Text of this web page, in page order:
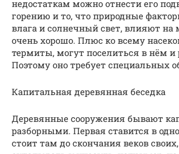
недостаткам можно отнести его
горению и то, что природные
влага и солнечный свет, влияют на
очень хорошо. Плюс ко всему
термиты, могут поселиться в нём и
Поэтому оно требует специальных
Капитальная деревянная беседка
Деревянные сооружения бывают
разборными. Первая ставится в
стоит там до скончания веков